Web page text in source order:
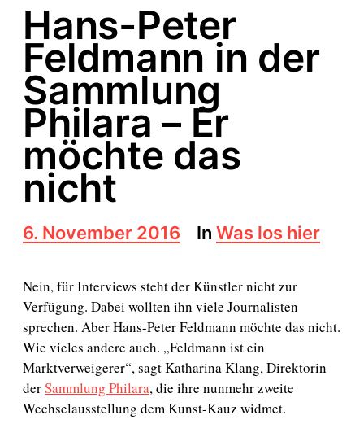
Hans-Peter
Feldmann in der
Sammlung
Philara – Er
möchte das
nicht
B
e
t
r
a
g
s
d
a
t
u
6. November 2016 In Was los hier
Nein, für Interviews steht der Künstler nicht zur
Verfügung. Dabei wollten ihn viele Journalisten
sprechen. Aber Hans-Peter Feldmann möchte das nicht.
Wie vieles andere auch. „Feldmann ist ein
Marktverweigerer“, sagt Katharina Klang, Direktorin
derSammlung Philara, die ihre nunmehr zweite
Wechselausstellung dem Kunst-Kauz widmet.